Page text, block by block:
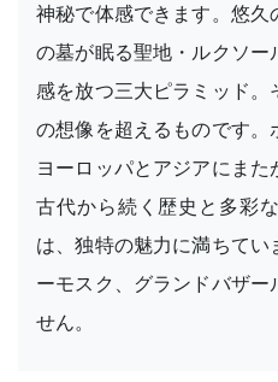
神秘で体感できます。悠
の墓が眠る聖地・ルクソ
感を放つ三大ピラミッド。
の想像を超えるものです。
ヨーロッパとアジアにまた
古代から続く歴史と多彩
は、独特の魅力に満ちて
ーモスク、グランドバザー
せん。